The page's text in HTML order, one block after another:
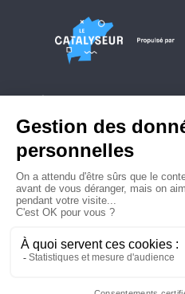
Conditions générales d'utilisation
Contactez-nous
Politique de confidentialité
Plan du site
© 2026 Copyright - Le Catalyseur